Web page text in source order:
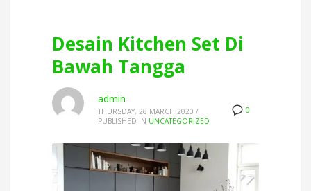
Desain Kitchen Set Di
Bawah Tangga
0
admin
THURSDAY, 26 MARCH 2020 /
PUBLISHED IN UNCATEGORIZED